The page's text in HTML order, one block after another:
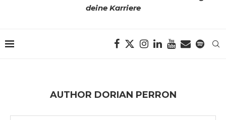
deine Karriere
AUTHOR DORIAN PERRON